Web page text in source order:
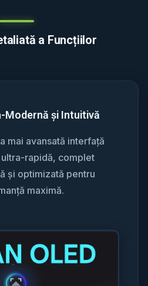
a Funcțiilor
Modernă și Intuitivă
mai avansată interfață
rapidă, complet
și optimizată pentru
maximă.